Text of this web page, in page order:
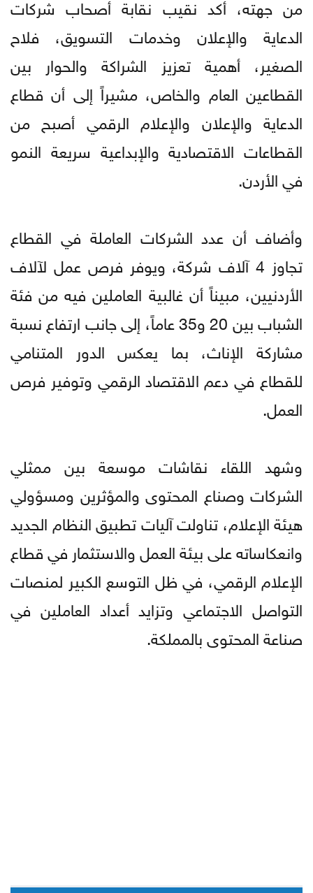
من جهته، أكد نقيب نقابة أصحاب شركات
الدعاية والإعلان وخدمات التسويق، فلاح
الصغير، أهمية تعزيز الشراكة والحوار بين
القطاعين العام والخاص، مشيراً إلى أن قطاع
الدعاية والإعلان والإعلام الرقمي أصبح من
القطاعات الاقتصادية والإبداعية سريعة النمو
في الأردن.
وأضاف أن عدد الشركات العاملة في القطاع
تجاوز 4 آلاف شركة، ويوفر فرص عمل لآلاف
الأردنيين، مبيناً أن غالبية العاملين فيه من فئة
الشباب بين 20 و35 عاماً، إلى جانب ارتفاع نسبة
مشاركة الإناث، بما يعكس الدور المتنامي
للقطاع في دعم الاقتصاد الرقمي وتوفير فرص
العمل.
وشهد اللقاء نقاشات موسعة بين ممثلي
الشركات وصناع المحتوى والمؤثرين ومسؤولي
هيئة الإعلام، تناولت آليات تطبيق النظام الجديد
وانعكاساته على بيئة العمل والاستثمار في قطاع
الإعلام الرقمي، في ظل التوسع الكبير لمنصات
التواصل الاجتماعي وتزايد أعداد العاملين في
صناعة المحتوى بالمملكة.